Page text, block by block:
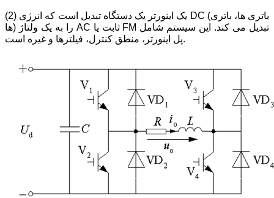
(2) یک اینورتر یک دستگاه تبدیل است که انرژی DC (باتری ها، باتری
ها) را به یک ولتاژ AC ثابت یا FM تبدیل می کند. این سیستم شامل
پل اینورتر، منطق کنترل، فیلترها و غیره است.